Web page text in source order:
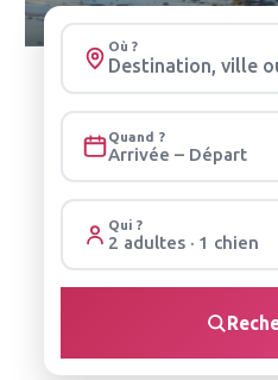
Où ?
Quand ?
Arrivée – Départ
Qui ?
2 adultes · 1 chien